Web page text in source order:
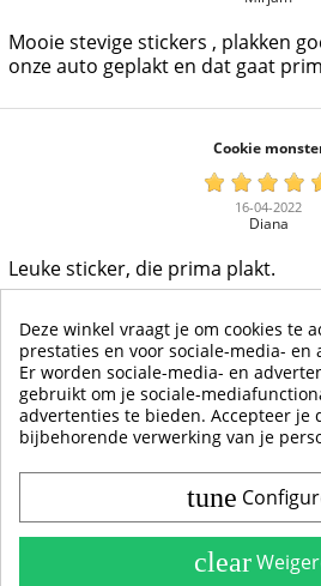
Mooie stevige stickers , plakken
onze auto geplakt en dat gaat
Cookie
16-04-2022
Diana
Leuke sticker, die prima plakt.
MEER WEERGEVEN
Deze winkel vraagt je om cookies te
prestaties en voor sociale-media-
Er worden sociale-media- en
gebruikt om je sociale-
advertenties te bieden. Accepteer je
bijbehorende verwerking van je
tune
clear